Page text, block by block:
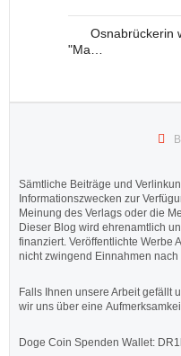
Osnabrückerin
"Ma…
Sämtliche Beiträge und
Informationszwecken zur
Meinung des Verlags oder die
Dieser Blog wird ehrenamtlich
finanziert. Veröffentlichte Werbe
nicht zwingend Einnahmen nach
Falls Ihnen unsere Arbeit gefällt
wir uns über eine
Doge Coin Spenden Wallet: